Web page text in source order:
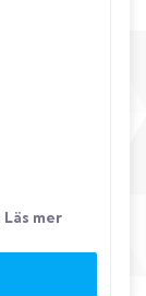
Läs mer